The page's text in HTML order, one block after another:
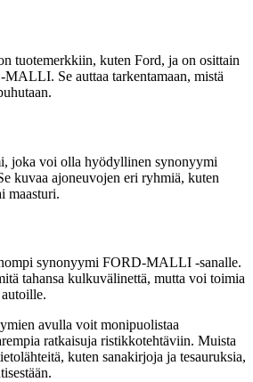
tuotemerkkiin, kuten Ford, ja on osittain
Se auttaa tarkentamaan, mistä
joka voi olla hyödyllinen synonyymi
kuvaa ajoneuvojen eri ryhmiä, kuten
maasturi.
synonyymi FORD-MALLI -sanalle.
tahansa kulkuvälinettä, mutta voi toimia
avulla voit monipuolistaa
ratkaisuja ristikkotehtäviin. Muista
kuten sanakirjoja ja tesauruksia,